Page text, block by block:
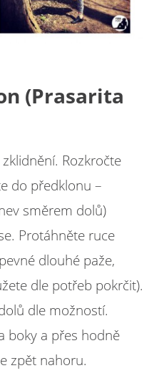
(Prasarita
Rozkročte
do předklonu –
směrem dolů)
Protáhněte ruce
dlouhé paže,
dle potřeb pokrčit).
dle možností.
boky a přes hodně
zpět nahoru.